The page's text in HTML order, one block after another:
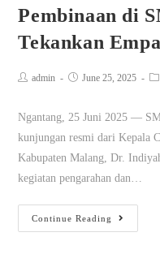
Pembinaan di
Tekankan
admin June 25, 2025
Ngantang, 25 Juni 2025 —
kunjungan resmi dari Kepala
Kabupaten Malang, Dr.
kegiatan pengarahan dan…
Continue Reading